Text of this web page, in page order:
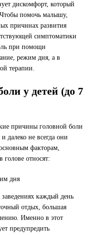
дискомфорт, который
Чтобы помочь малышу,
причинах развития
симптоматики
при помощи
режим дня, а в
терапии.
у детей (до 7
причины головной боли
далеко не всегда они
факторам,
относят:
дня
каждый день
отдых, большая
Именно в этот
предупредить